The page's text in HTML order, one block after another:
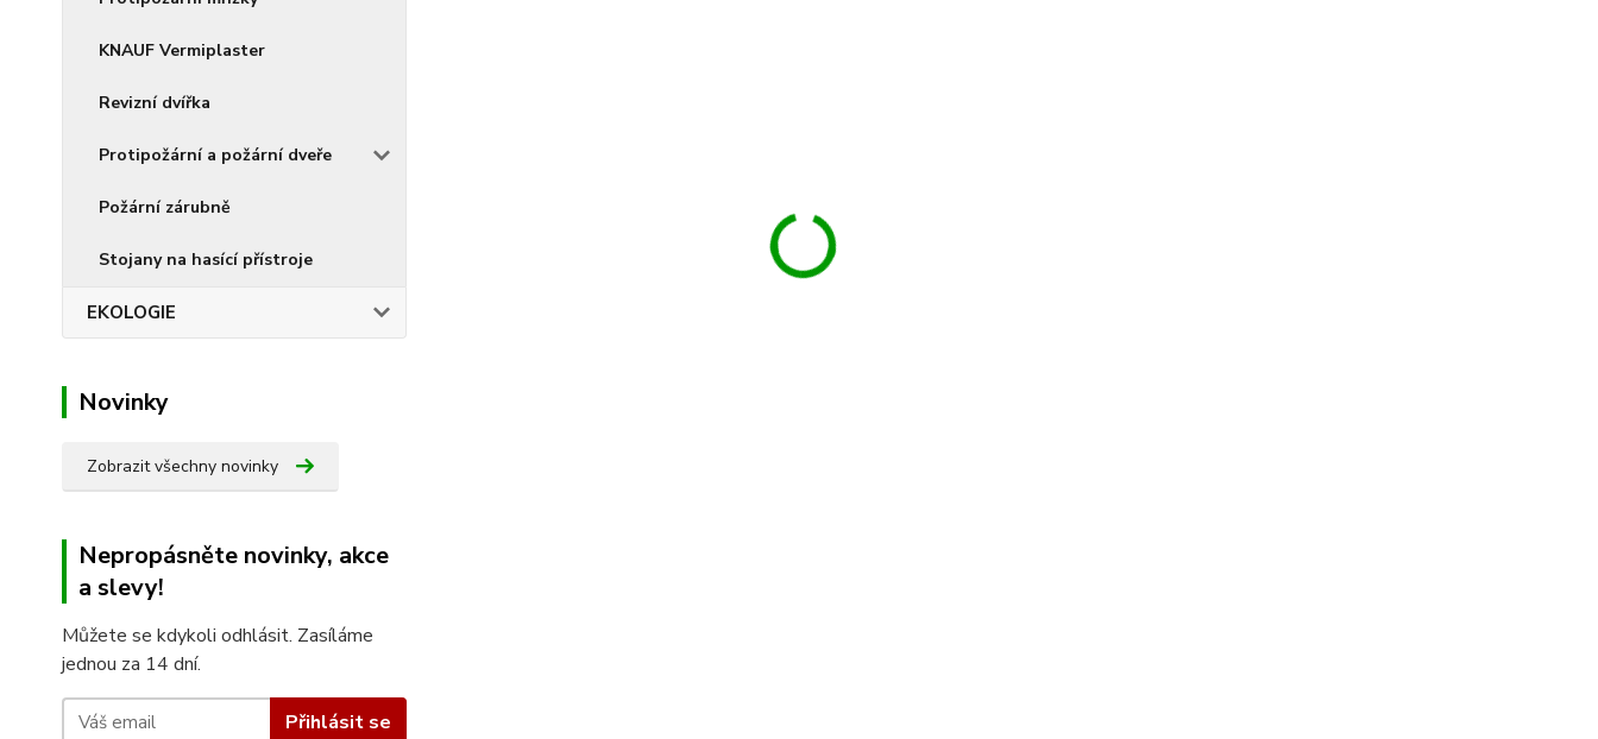
KNAUF Vermiplaster
Revizní dvířka
Protipožární a požární dveře
Požární zárubně
Stojany na hasící přístroje
EKOLOGIE
Novinky
Zobrazit všechny novinky
Nepropásněte novinky, akce
a slevy!
Můžete se kdykoli odhlásit. Zasíláme
jednou za 14 dní.
Přihlásit se